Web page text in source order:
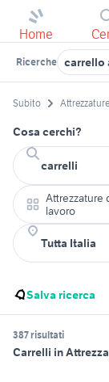
Home
Ricerche carrello
Subito
Cosa cerchi?
Attrezzature
lavoro
Salva ricerca
387 risultati
Carrelli in